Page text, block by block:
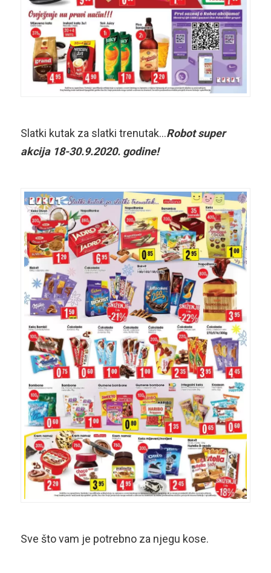
Slatki kutak za slatki trenutak…Robot super
akcija 18-30.9.2020. godine!
Sve što vam je potrebno za njegu kose.